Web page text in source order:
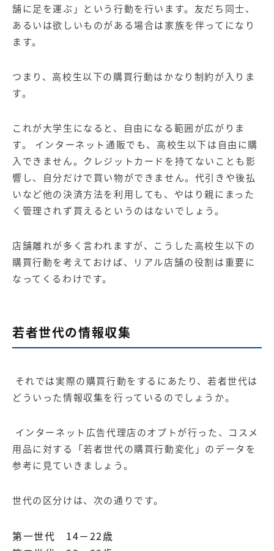
舗に足を運ぶ」という行動を行います。友だち同士、
あるいは欲しいものがある場合は家族を伴ってになり
ます。
つまり、高校生以下の購買行動はかなり制約が入りま
す。
これが大学生になると、自由になる範囲が広がりま
す。 インターネット通販でも、高校生以下は自由に購
入できません。クレジットカードを持てないことも影
響し、自分だけで買い物ができません。代引きや後払
いなど他の決済方法を利用しても、やはり親にまった
く管理されず買えるというのはないでしょう。
店舗離れが多く言われますが、こうした高校生以下の
購買行動を考えておけば、リアル店舗の役割は重要に
なってくるわけです。
若者世代の情報収集
それでは実際の購買行動をするにあたり、若者世代は
どういった情報収集を行っているのでしょうか。
インターネット広告代理店のオプトが行った、コスメ
用品に対する「若者世代の購買行動変化 」のデータを
参考に見ていきましょう。
世代の区分けは、次の通りです。
第一世代 14－22歳